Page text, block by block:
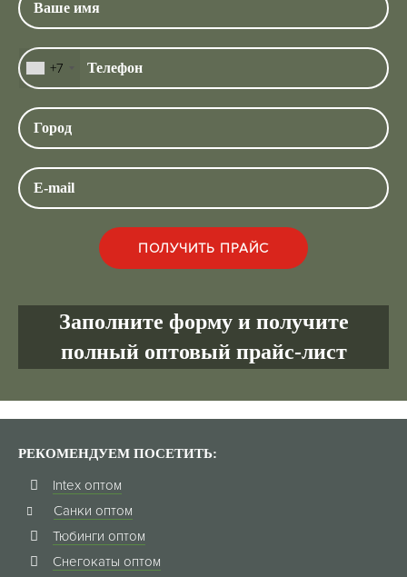
+7
Заполните форму и получите
полный оптовый прайс-лист
РЕКОМЕНДУЕМ ПОСЕТИТЬ:
Intex оптом
Санки оптом
Тюбинги оптом
Снегокаты оптом